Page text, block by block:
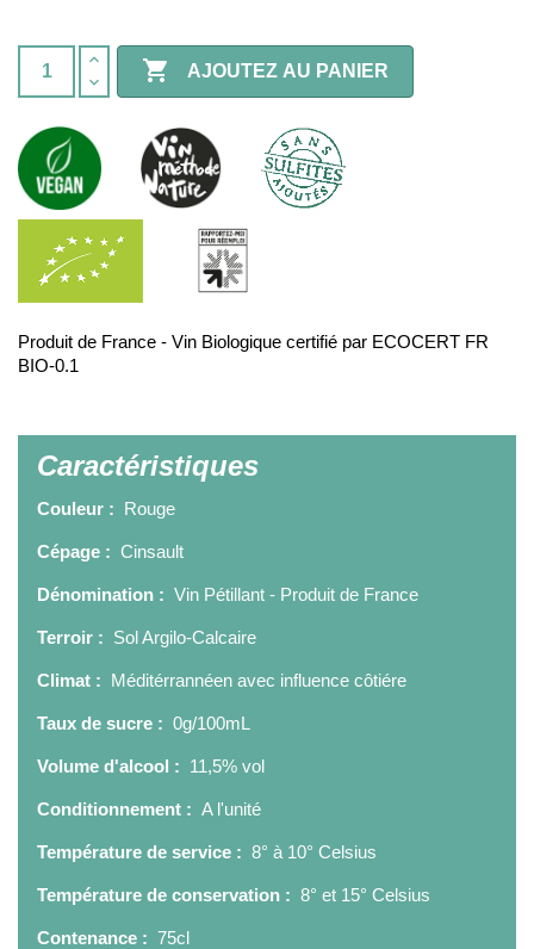
 AJOUTEZ AU PANIER
Produit de France - Vin Biologique certifié par ECOCERT FR
BIO-0.1
Caractéristiques
Couleur : Rouge
Cépage : Cinsault
Dénomination : Vin Pétillant - Produit de France
Terroir : Sol Argilo-Calcaire
Climat : Méditérrannéen avec influence côtiére
Taux de sucre : 0g/100mL
Volume d'alcool : 11,5% vol
Conditionnement : A l'unité
Température de service : 8° à 10° Celsius
Température de conservation : 8° et 15° Celsius
Contenance : 75cl